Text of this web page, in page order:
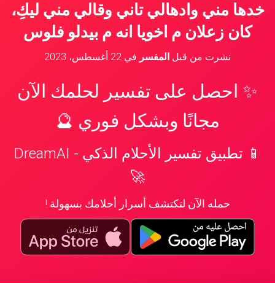
خدها مني وادهالي تاني وقالي مني ليكِ،
كان زعلان م اخويا انه م بيدلو فلوس
نشرت من قبل المفسر في 22 أغسطس، 2023
✨ احصل على تفسير لحلمك الآن
مجانًا وبشكل فوري 🔮
📱 تطبيق تفسير الأحلام الذكي - DreamAI
🚀
حمله الآن لتكتشف أسرار أحلامك بسهولة !